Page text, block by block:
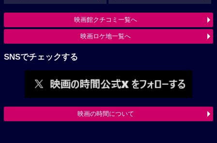
映画館クチコミ一覧へ
映画ロケ地一覧へ
SNSでチェックする
映画の時間について